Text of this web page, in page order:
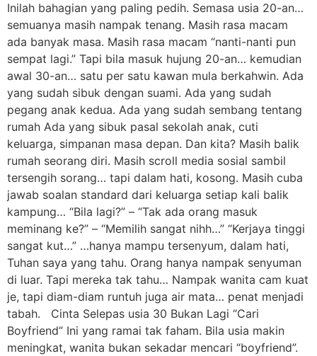
Inilah bahagian yang paling pedih. Semasa usia 20-an…
semuanya masih nampak tenang. Masih rasa macam
ada banyak masa. Masih rasa macam “nanti-nanti pun
sempat lagi.” Tapi bila masuk hujung 20-an… kemudian
awal 30-an… satu per satu kawan mula berkahwin. Ada
yang sudah sibuk dengan suami. Ada yang sudah
pegang anak kedua. Ada yang sudah sembang tentang
rumah Ada yang sibuk pasal sekolah anak, cuti
keluarga, simpanan masa depan. Dan kita? Masih balik
rumah seorang diri. Masih scroll media sosial sambil
tersengih sorang… tapi dalam hati, kosong. Masih cuba
jawab soalan standard dari keluarga setiap kali balik
kampung… “Bila lagi?” – “Tak ada orang masuk
meminang ke?” – “Memilih sangat nihh…” “Kerjaya tinggi
sangat kut…” …hanya mampu tersenyum, dalam hati,
Tuhan saya yang tahu. Orang hanya nampak senyuman
di luar. Tapi mereka tak tahu… Nampak wanita cam kuat
je, tapi diam-diam runtuh juga air mata… penat menjadi
tabah. Cinta Selepas usia 30 Bukan Lagi “Cari
Boyfriend” Ini yang ramai tak faham. Bila usia makin
meningkat, wanita bukan sekadar mencari “boyfriend”.